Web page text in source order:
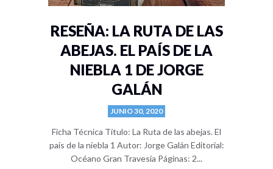
RESEÑA: LA RUTA DE LAS
ABEJAS. EL PAÍS DE LA
NIEBLA 1 DE JORGE
GALÁN
JUNIO 30, 2020
Ficha Técnica Título: La Ruta de las abejas. El
país de la niebla 1 Autor: Jorge Galán Editorial:
Océano Gran Travesía Páginas: 2...